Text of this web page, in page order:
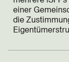
einer
die